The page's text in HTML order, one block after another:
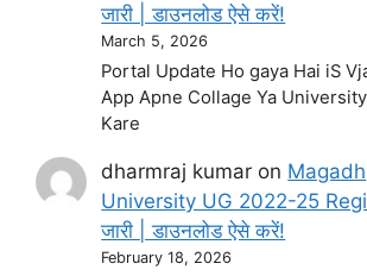
जारी | डाउनलोड ऐसे करें!
March 5, 2026
Portal Update Ho gaya Hai iS
App Apne Collage Ya
Kare
dharmraj kumar on Magadh
University UG 2022-25
जारी | डाउनलोड ऐसे करें!
February 18, 2026